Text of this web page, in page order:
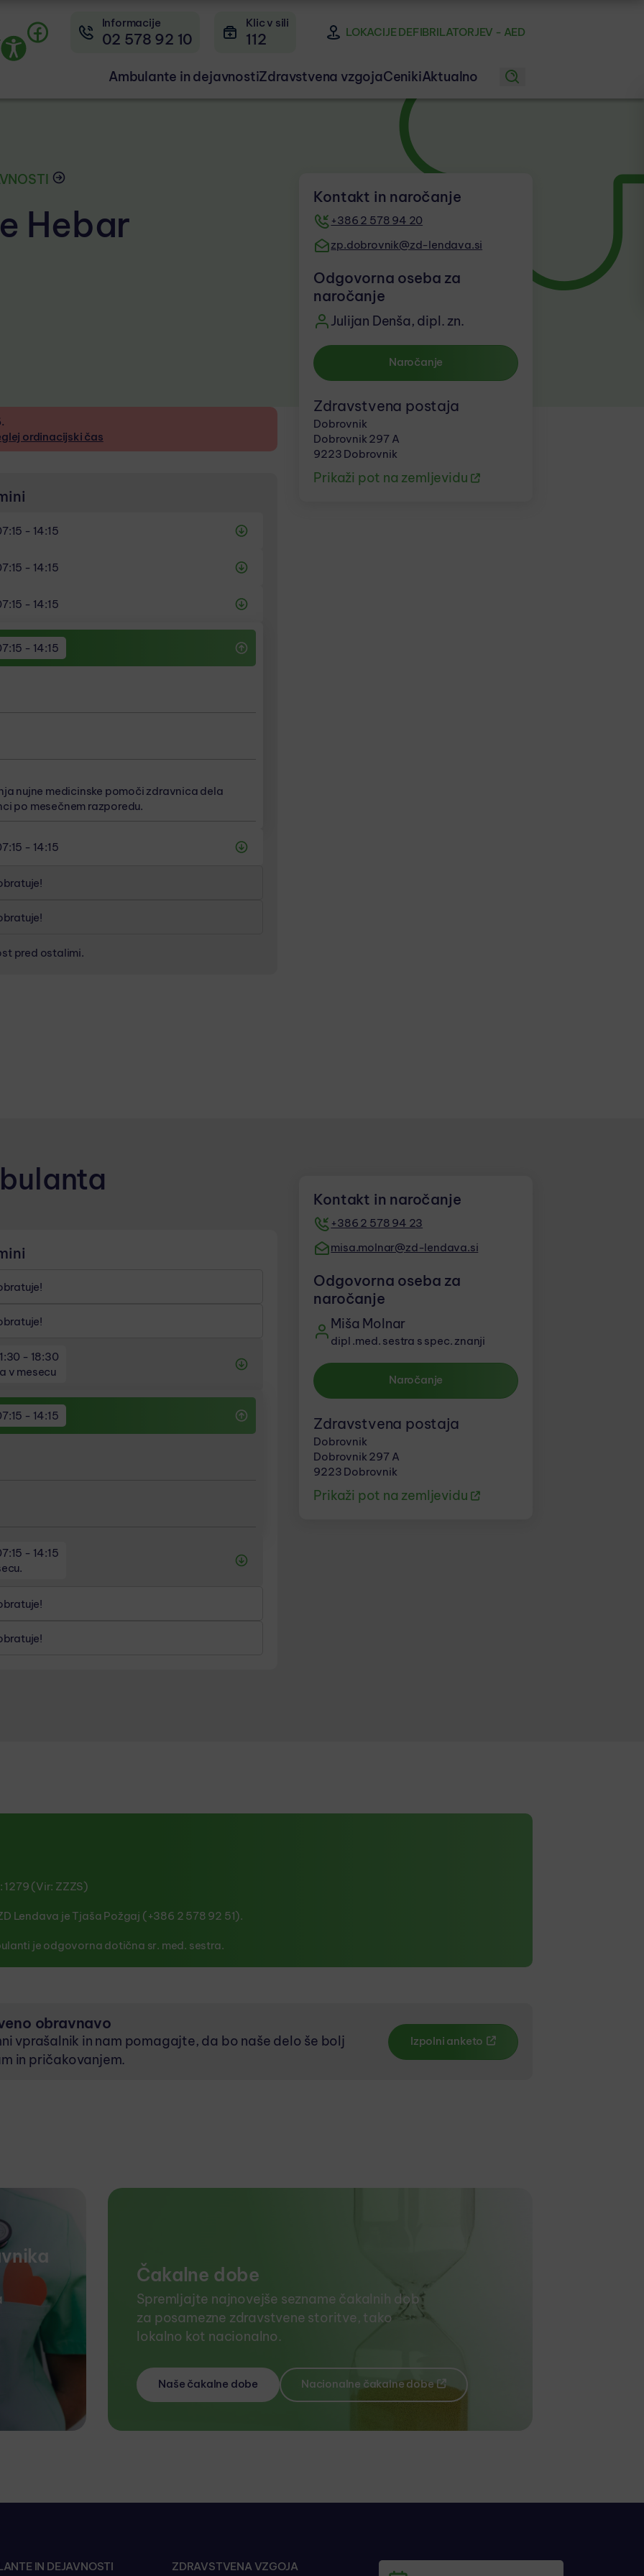
Informacije
02 578 92 10
Klic v sili
112 LOKACIJE DEFIBRILATORJEV - AED
Ambulante in dejavnostiZdravstvena vzgojaCenikiAktualno
Hebar
ordinacijski čas
- 14:15
nujne medicinske pomoči zdravnica dela
po mesečnem razporedu.
- 14:15
- 14:15
- 14:15
nujne medicinske pomoči zdravnica dela
po mesečnem razporedu.
- 14:15
pred ostalimi.
Kontakt in naročanje
+386 2 578 94 20
zp.dobrovnik@zd-lendava.si
Odgovorna oseba za
naročanje
Julijan Denša, dipl. zn.
Naročanje
Zdravstvena postaja
Dobrovnik
Dobrovnik 297 A
9223 Dobrovnik
Prikaži pot na zemljevidu
- 18:30
v mesecu
mesecu
mesecu
- 14:15
- 14:15
Kontakt in naročanje
+386 2 578 94 23
misa.molnar@zd-lendava.si
Odgovorna oseba za
naročanje
Miša Molnar
dipl .med. sestra s spec. znanji
Naročanje
Zdravstvena postaja
Dobrovnik
Dobrovnik 297 A
9223 Dobrovnik
Prikaži pot na zemljevidu
(Vir: ZZZS)
Lendava je Tjaša Požgaj (+386 2 578 92 51).
je odgovorna dotična sr. med. sestra.
obravnavo
vprašalnik in nam pomagajte, da bo naše delo še bolj
in pričakovanjem.
Izpolni anketo
Čakalne dobe
Spremljajte najnovejše sezname čakalnih dob
za posamezne zdravstvene storitve, tako
lokalno kot nacionalno.
Naše čakalne dobe Nacionalne čakalne dobe
IN DEJAVNOSTI ZDRAVSTVENA VZGOJA